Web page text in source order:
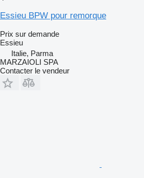
Essieu BPW pour remorque
Prix sur demande
Essieu
Italie, Parma
MARZAIOLI SPA
Contacter le vendeur